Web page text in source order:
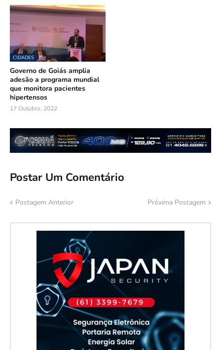
CIDADES
Governo de Goiás amplia
adesão a programa mundial
que monitora pacientes
hipertensos
17 Outubro, 2022
Postar Um Comentário
Postagem Anterior Próxima Postagem